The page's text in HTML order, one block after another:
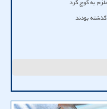
به کوچ کرد
بودند